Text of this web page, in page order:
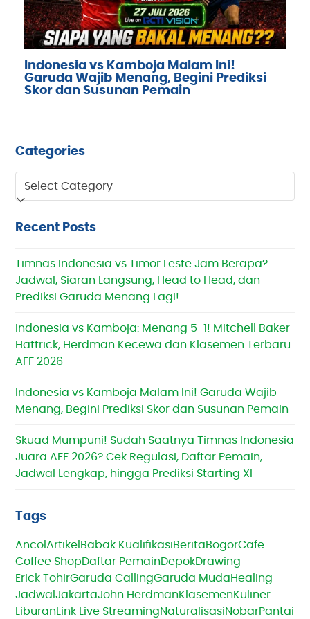
Indonesia vs Kamboja Malam Ini!
Garuda Wajib Menang, Begini Prediksi
Skor dan Susunan Pemain
Categories
Categories
Recent Posts
Timnas Indonesia vs Timor Leste Jam Berapa?
Jadwal, Siaran Langsung, Head to Head, dan
Prediksi Garuda Menang Lagi!
Indonesia vs Kamboja: Menang 5-1! Mitchell Baker
Hattrick, Herdman Kecewa dan Klasemen Terbaru
AFF 2026
Indonesia vs Kamboja Malam Ini! Garuda Wajib
Menang, Begini Prediksi Skor dan Susunan Pemain
Skuad Mumpuni! Sudah Saatnya Timnas Indonesia
Juara AFF 2026? Cek Regulasi, Daftar Pemain,
Jadwal Lengkap, hingga Prediksi Starting XI
Tags
Ancol Artikel Babak KualifikasiBeritaBogorCafe
Coffee ShopDaftar PemainDepokDrawing
Erick TohirGaruda CallingGaruda MudaHealing
JadwalJakartaJohn HerdmanKlasemenKuliner
Liburan Link Live StreamingNaturalisasiNobarPantai